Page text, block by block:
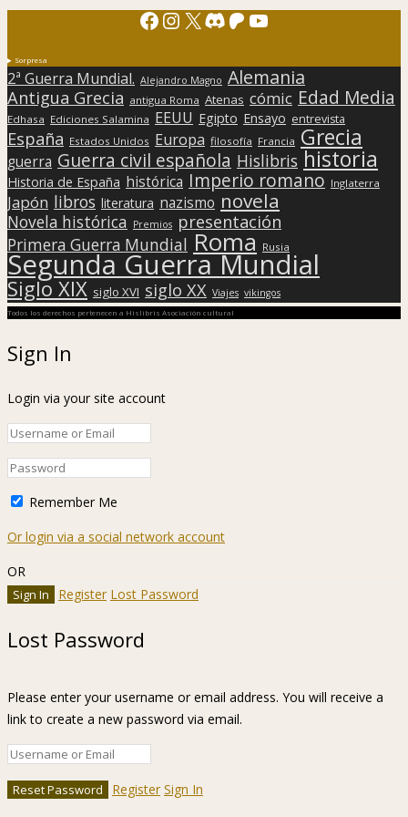
Facebook
Instagram
X Discord
Patreon
YouTube
Sorpresa
2ª Guerra Mundial. Alejandro Magno Alemania
Antigua Grecia antigua Roma Atenas cómic Edad Media
Edhasa Ediciones Salamina EEUU Egipto Ensayo entrevista
España Estados Unidos Europa filosofía Francia Grecia
guerra Guerra civil española Hislibris historia
Historia de España histórica Imperio romano Inglaterra
Japón libros literatura nazismo novela
Novela histórica Premios presentación
Primera Guerra Mundial Roma Rusia
Segunda Guerra Mundial
Siglo XIX siglo XVI siglo XX Viajes vikingos
Todos los derechos pertenecen a Hislibris Asociación cultural
Sign In
Login via your site account
Remember Me
Or login via a social network account
OR
Register Lost Password
Lost Password
Please enter your username or email address. You will receive a
link to create a new password via email.
Register Sign In